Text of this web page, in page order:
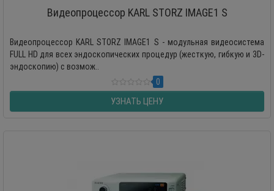
Видеопроцессор KARL STORZ IMAGE1 S
Видеопроцессор KARL STORZ IMAGE1 S - модульная видеосистема
FULL HD для всех эндоскопических процедур (жесткую, гибкую и 3D-
эндоскопию) с возмож..
0
УЗНАТЬ ЦЕНУ